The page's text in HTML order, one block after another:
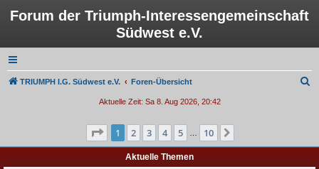
Forum der Triumph-Interessengemeinschaft
Südwest e.V.
TRIUMPH I.G. Südwest e.V. Foren-Übersicht
e
Aktuelle Zeit: Sa 8. Aug 2026, 20:42
Seite 1von 10
1 2 3 4 5 10
Aktuelle Themen